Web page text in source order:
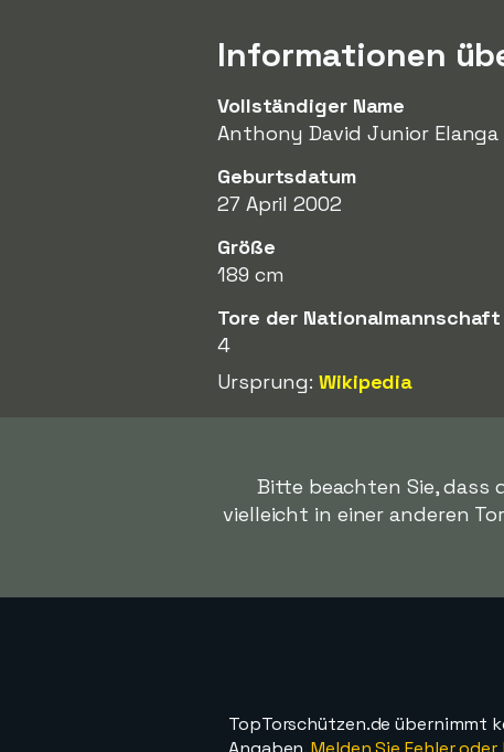
Informationen
Vollständiger Name
Anthony David Junior Elanga
Geburtsdatum
27 April 2002
Größe
189 cm
Tore der Nationalmannschaft
4
Ursprung: Wikipedia
Bitte beachten Sie, dass
vielleicht in einer anderen
TopTorschützen.de übernimmt